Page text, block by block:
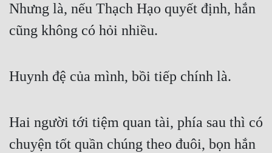
Nhưng là, nếu Thạch Hạo quyết định, hắn
cũng không có hỏi nhiều.
Huynh đệ của mình, bồi tiếp chính là.
Hai người tới tiệm quan tài, phía sau thì có
chuyện tốt quần chúng theo đuôi, bọn hắn